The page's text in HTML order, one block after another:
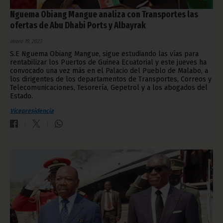
Nguema Obiang Mangue analiza con Transportes las
ofertas de Abu Dhabi Ports y Albayrak
enero 19, 2023
S.E Nguema Obiang Mangue, sigue estudiando las vías para
rentabilizar los Puertos de Guinea Ecuatorial y este jueves ha
convocado una vez más en el Palacio del Pueblo de Malabo, a
los dirigentes de los departamentos de Transportes, Correos y
Telecomunicaciones, Tesorería, Gepetrol y a los abogados del
Estado.
Vicepresidencia